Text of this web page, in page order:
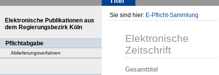
Elektronische Publikationen aus
dem Regierungsbezirk Köln
Pflichtabgabe
Ablieferungsverfahren
Sie sind hier: E-Pflicht-Sammlung
Elektronische
Zeitschrift
Gesamttitel